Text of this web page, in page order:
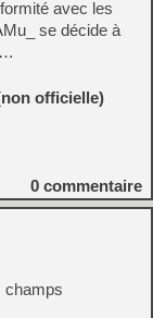
avec les
se décide à
officielle)
0 commentaire
champs